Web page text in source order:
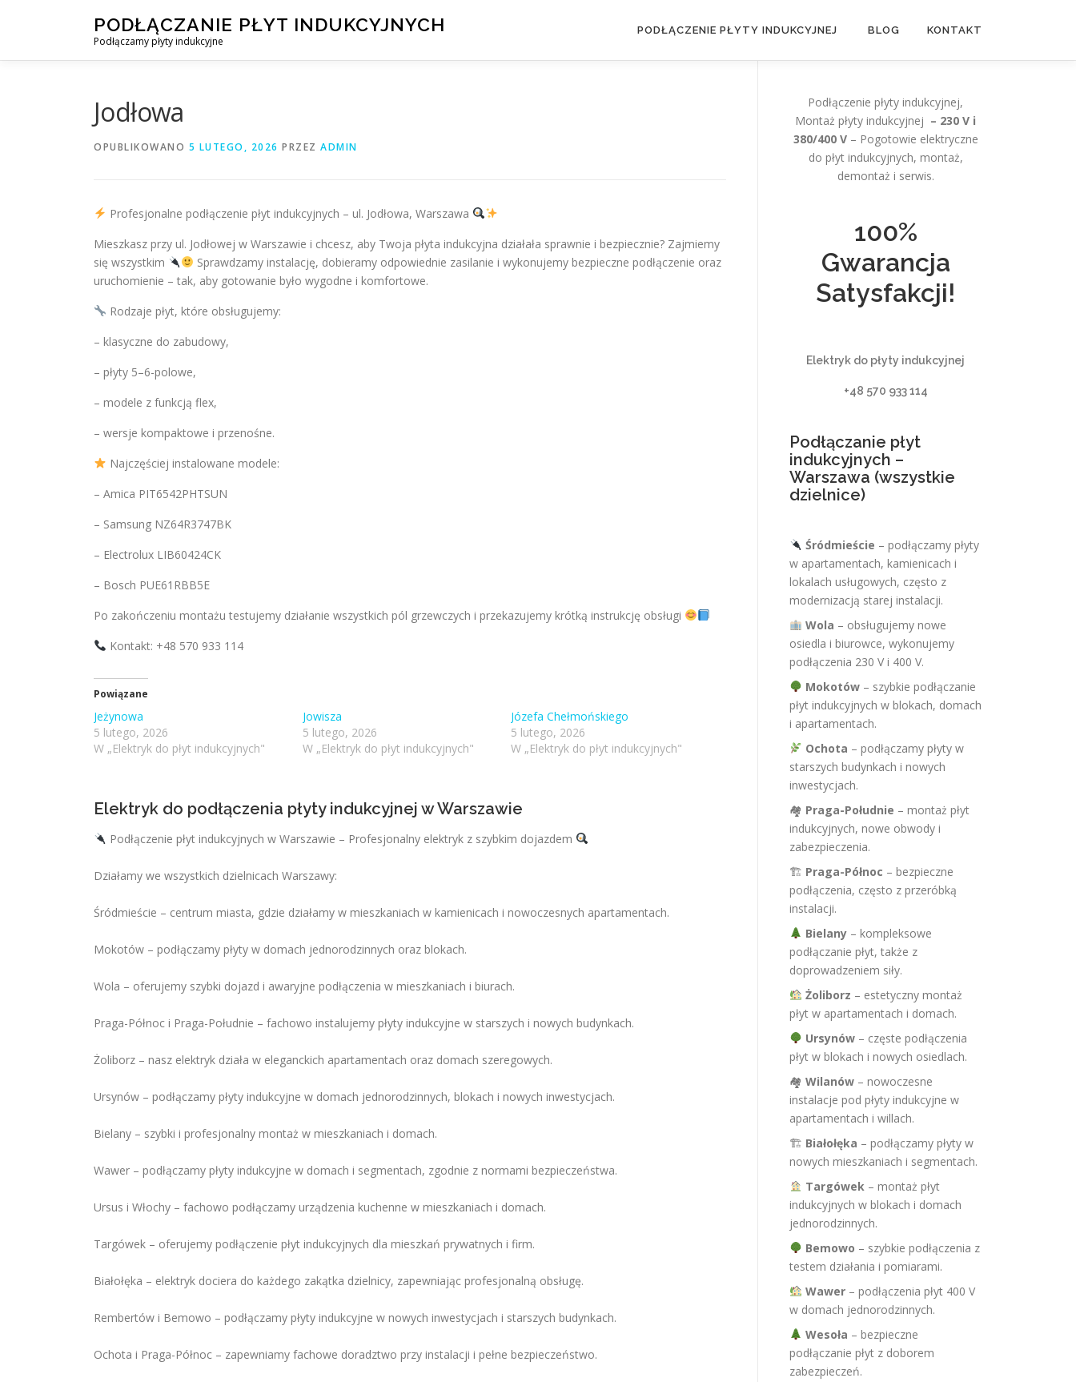
PODŁĄCZANIE PŁYT INDUKCYJNYCH
Podłączamy płyty indukcyjne
PODŁĄCZENIE PŁYTY INDUKCYJNEJ BLOG KONTAKT
Jodłowa
OPUBLIKOWANO 5 LUTEGO, 2026 PRZEZ ADMIN
Profesjonalne podłączenie płyt indukcyjnych – ul. Jodłowa, Warszawa
Mieszkasz przy ul. Jodłowej w Warszawie i chcesz, aby Twoja płyta indukcyjna działała sprawnie i bezpiecznie? Zajmiemy
się wszystkim
Sprawdzamy instalację, dobieramy odpowiednie zasilanie i wykonujemy bezpieczne podłączenie oraz
uruchomienie – tak, aby gotowanie było wygodne i komfortowe.
Rodzaje płyt, które obsługujemy:
– klasyczne do zabudowy,
– płyty 5–6-polowe,
– modele z funkcją flex,
– wersje kompaktowe i przenośne.
Najczęściej instalowane modele:
– Amica PIT6542PHTSUN
– Samsung NZ64R3747BK
– Electrolux LIB60424CK
– Bosch PUE61RBB5E
Po zakończeniu montażu testujemy działanie wszystkich pól grzewczych i przekazujemy krótką instrukcję obsługi
Kontakt: +48 570 933 114
Powiązane
Jeżynowa
5 lutego, 2026
W „Elektryk do płyt indukcyjnych"
Jowisza
5 lutego, 2026
W „Elektryk do płyt indukcyjnych"
Józefa Chełmońskiego
5 lutego, 2026
W „Elektryk do płyt indukcyjnych"
Elektryk do podłączenia płyty indukcyjnej w Warszawie
Podłączenie płyt indukcyjnych w Warszawie – Profesjonalny elektryk z szybkim dojazdem
Działamy we wszystkich dzielnicach Warszawy:
Śródmieście – centrum miasta, gdzie działamy w mieszkaniach w kamienicach i nowoczesnych apartamentach.
Mokotów – podłączamy płyty w domach jednorodzinnych oraz blokach.
Wola – oferujemy szybki dojazd i awaryjne podłączenia w mieszkaniach i biurach.
Praga-Północ i Praga-Południe – fachowo instalujemy płyty indukcyjne w starszych i nowych budynkach.
Żoliborz – nasz elektryk działa w eleganckich apartamentach oraz domach szeregowych.
Ursynów – podłączamy płyty indukcyjne w domach jednorodzinnych, blokach i nowych inwestycjach.
Bielany – szybki i profesjonalny montaż w mieszkaniach i domach.
Wawer – podłączamy płyty indukcyjne w domach i segmentach, zgodnie z normami bezpieczeństwa.
Ursus i Włochy – fachowo podłączamy urządzenia kuchenne w mieszkaniach i domach.
Targówek – oferujemy podłączenie płyt indukcyjnych dla mieszkań prywatnych i firm.
Białołęka – elektryk dociera do każdego zakątka dzielnicy, zapewniając profesjonalną obsługę.
Rembertów i Bemowo – podłączamy płyty indukcyjne w nowych inwestycjach i starszych budynkach.
Ochota i Praga-Północ – zapewniamy fachowe doradztwo przy instalacji i pełne bezpieczeństwo.
Podłączenie płyty indukcyjnej,
Montaż płyty indukcyjnej – 230 V i
380/400 V– Pogotowie elektryczne
do płyt indukcyjnych, montaż,
demontaż i serwis.
100%
Gwarancja
Satysfakcji!
Elektryk do płyty indukcyjnej
+48 570 933 114
Podłączanie płyt
indukcyjnych –
Warszawa (wszystkie
dzielnice)
Śródmieście – podłączamy płyty
w apartamentach, kamienicach i
lokalach usługowych, często z
modernizacją starej instalacji.
Wola – obsługujemy nowe
osiedla i biurowce, wykonujemy
podłączenia 230 V i 400 V.
Mokotów– szybkie podłączanie
płyt indukcyjnych w blokach, domach
i apartamentach.
Ochota – podłączamy płyty w
starszych budynkach i nowych
inwestycjach.
🏘 Praga-Południe – montaż płyt
indukcyjnych, nowe obwody i
zabezpieczenia.
🏗 Praga-Północ – bezpieczne
podłączenia, często z przeróbką
instalacji.
Bielany– kompleksowe
podłączanie płyt, także z
doprowadzeniem siły.
Żoliborz – estetyczny montaż
płyt w apartamentach i domach.
Ursynów– częste podłączenia
płyt w blokach i nowych osiedlach.
🏘 Wilanów – nowoczesne
instalacje pod płyty indukcyjne w
apartamentach i willach.
🏗 Białołęka – podłączamy płyty w
nowych mieszkaniach i segmentach.
Targówek– montaż płyt
indukcyjnych w blokach i domach
jednorodzinnych.
Bemowo – szybkie podłączenia z
testem działania i pomiarami.
Wawer– podłączenia płyt 400 V
w domach jednorodzinnych.
Wesoła – bezpieczne
podłączanie płyt z doborem
zabezpieczeń.